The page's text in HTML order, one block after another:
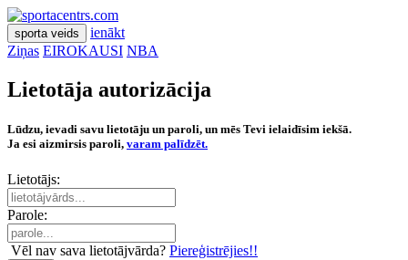
sporta veids
ienākt
Ziņas EIROKAUSI NBA
Lietotāja autorizācija
Lūdzu, ievadi savu lietotāju un paroli, un mēs Tevi ielaidīsim iekšā.
Ja esi aizmirsis paroli, varam palīdzēt.
Lietotājs:
Parole:
Vēl nav sava lietotājvārda? Piereģistrējies!!